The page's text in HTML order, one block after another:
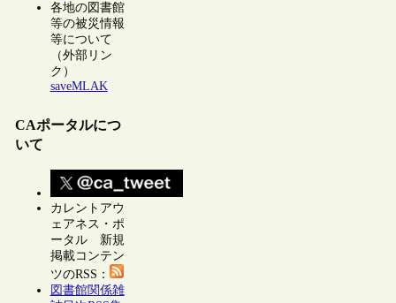
各地の図書館
等の被災情報
等について
（外部リン
ク）
saveMLAK
CAポータルにつ
いて
カレントアウ
ェアネス・ポ
ータル 新規
掲載コンテン
ツのRSS：
図書館関係雑